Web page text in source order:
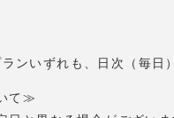
いずれも、日次（毎日
て≫